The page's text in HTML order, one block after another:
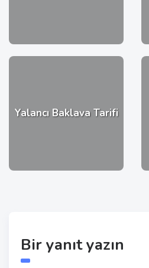
Yalancı Baklava Tarifi
Bir yanıt yazın